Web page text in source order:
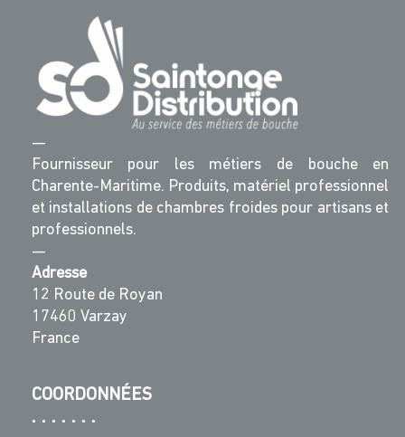
—
Fournisseur pour les métiers de bouche en
Charente-Maritime. Produits, matériel professionnel
et installations de chambres froides pour artisans et
professionnels.
—
Adresse
12 Route de Royan
17460 Varzay
France
COORDONNÉES